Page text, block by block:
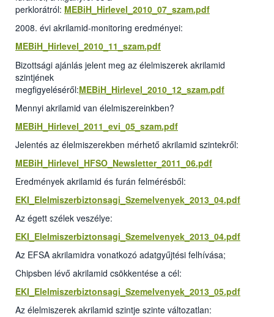
perklorátról: MEBiH_Hirlevel_2010_07_szam.pdf
2008. évi akrilamid-monitoring eredményei:
MEBiH_Hirlevel_2010_11_szam.pdf
Bizottsági ajánlás jelent meg az élelmiszerek akrilamid
szintjének
megfigyeléséről:MEBiH_Hirlevel_2010_12_szam.pdf
Mennyi akrilamid van élelmiszereinkben?
MEBiH_Hirlevel_2011_evi_05_szam.pdf
Jelentés az élelmiszerekben mérhető akrilamid szintekről:
MEBiH_Hirlevel_HFSO_Newsletter_2011_06.pdf
Eredmények akrilamid és furán felmérésből:
EKI_Elelmiszerbiztonsagi_Szemelvenyek_2013_04.pdf
Az égett szélek veszélye:
EKI_Elelmiszerbiztonsagi_Szemelvenyek_2013_04.pdf
Az EFSA akrilamidra vonatkozó adatgyűjtési felhívása;
Chipsben lévő akrilamid csökkentése a cél:
EKI_Elelmiszerbiztonsagi_Szemelvenyek_2013_05.pdf
Az élelmiszerek akrilamid szintje szinte változatlan: